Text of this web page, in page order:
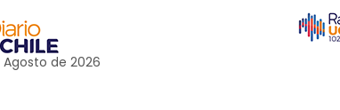
Agosto de 2026